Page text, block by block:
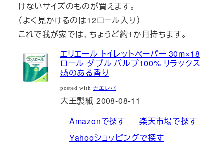
けないサイズのものが買えます。
（よく見かけるのは12ロール入り）
これで我が家では、ちょうど約1か月持ちます。
エリエール トイレットペーパー 30m×18
ロール ダブル パルプ100% リラックス
感のある香り
posted with カエレバ
大王製紙 2008-08-11
Amazonで探す
楽天市場で探す
Yahooショッピングで探す